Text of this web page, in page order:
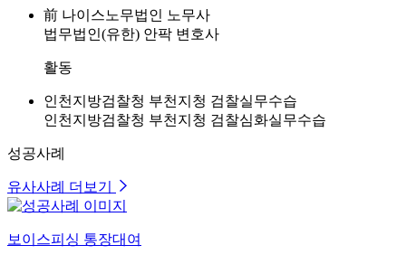
前 나이스노무법인 노무사
법무법인(유한) 안팍 변호사
활동
인천지방검찰청 부천지청 검찰실무수습
인천지방검찰청 부천지청 검찰심화실무수습
성공사례
유사사례 더보기
보이스피싱 통장대여